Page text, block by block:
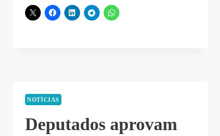
NOTÍCIAS
Deputados aprovam